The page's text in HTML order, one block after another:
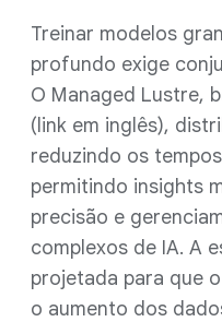
Treinar modelos
profundo exige
O Managed Lustre,
(link em inglês),
reduzindo os
permitindo insights
precisão e
complexos de IA. A
projetada para que
o aumento dos